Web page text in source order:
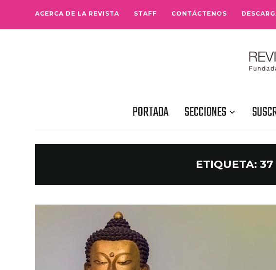
ACERCA DE LA REVISTA STAFF CONTÁCTENOS
PORTADA SECCIONES
ETIQUETA: 37